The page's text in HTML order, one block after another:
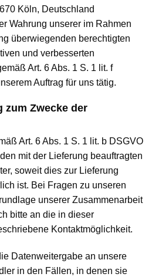
Köln, Deutschland
Wahrung unserer im Rahmen
überwiegenden berechtigten
und verbesserten
Art. 6 Abs. 1 S. 1 lit. f
Auftrag für uns tätig.
zum Zwecke der
Art. 6 Abs. 1 S. 1 lit. b DSGVO
mit der Lieferung beauftragten
soweit dies zur Lieferung
ist. Bei Fragen zu unseren
unserer Zusammenarbeit
bitte an die in dieser
Kontaktmöglichkeit.
Datenweitergabe an unsere
in den Fällen, in denen sie